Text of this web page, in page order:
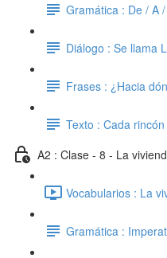
Gramática : De / A
Diálogo : Se llama
Frases : ¿Hacia
Texto : Cada
A2 : Clase - 8 - La
Vocabularios : La
Gramática :